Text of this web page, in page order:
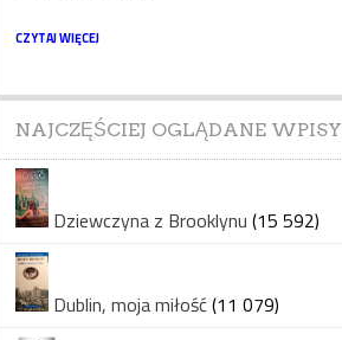
CZYTAJ WIĘCEJ
NAJCZĘŚCIEJ OGLĄDANE WPISY
Dziewczyna z Brooklynu (15 592)
Dublin, moja miłość(11 079)